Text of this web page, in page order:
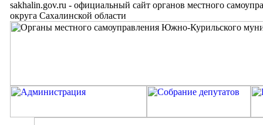
sakhalin.gov.ru - официальный сайт органов местного
округа Сахалинской области